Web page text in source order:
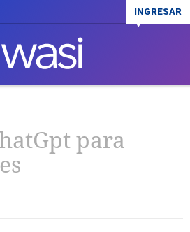
INGRESAR
para